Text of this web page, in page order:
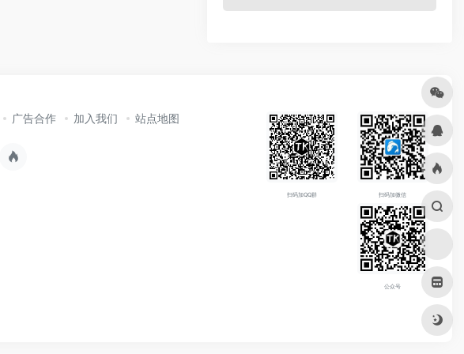
广告合作 加入我们 站点地图
扫码加QQ群 扫码加微信
公众号